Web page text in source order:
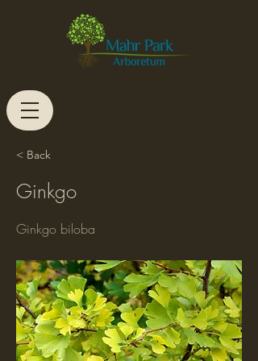
< Back
Ginkgo
Ginkgo biloba